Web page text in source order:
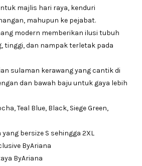
majlis hari raya, kenduri
mahupun ke pejabat.
modern memberikan ilusi tubuh
tinggi, dan nampak terletak pada
sulaman kerawang yang cantik di
dan bawah baju untuk gaya lebih
Teal Blue, Black, Siege Green,
yang bersize S sehingga 2XL
ByAriana
ByAriana